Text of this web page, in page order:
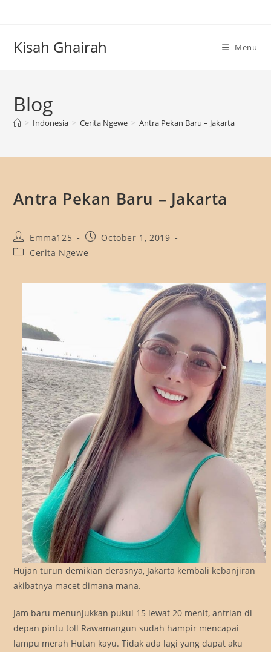
Kisah Ghairah Menu
Blog
> Indonesia > Cerita Ngewe > Antra Pekan Baru – Jakarta
Antra Pekan Baru – Jakarta
Post
author:
Emma125
PostOctober 1, 2019
PostCerita Ngewe
Hujan turun demikian derasnya, Jakarta kembali kebanjiran
akibatnya macet dimana mana.
Jam baru menunjukkan pukul 15 lewat 20 menit, antrian di
depan pintu toll Rawamangun sudah hampir mencapai
lampu merah Hutan kayu. Tidak ada lagi yang dapat aku